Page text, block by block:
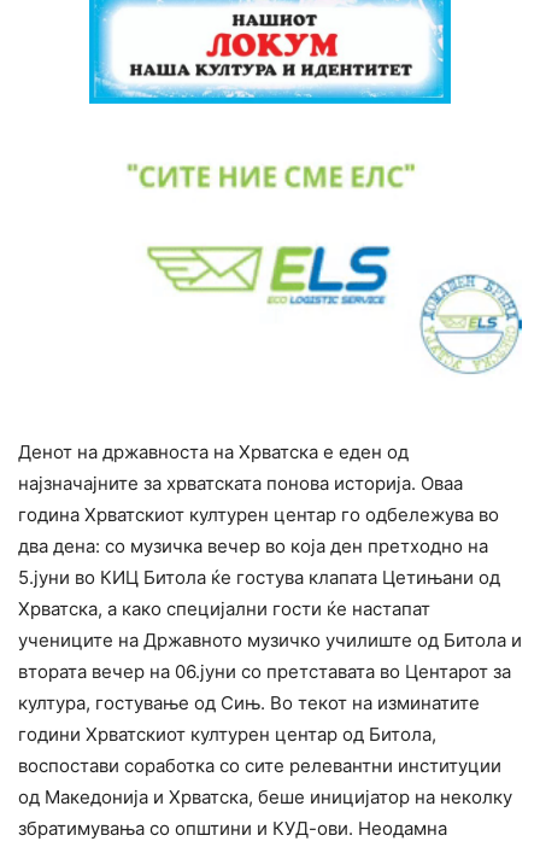
Денот на државноста на Хрватска е еден од
најзначајните за хрватската понова историја. Оваа
година Хрватскиот културен центар го одбележува во
два дена: со музичка вечер во која ден претходно на
5.јуни во КИЦ Битола ќе гостува клапата Цетињани од
Хрватска, а како специјални гости ќе настапат
учениците на Државното музичко училиште од Битола и
втората вечер на 06.јуни со претставата во Центарот за
култура, гостување од Сињ. Во текот на изминатите
години Хрватскиот културен центар од Битола,
воспостави соработка со сите релевантни институции
од Македонија и Хрватска, беше иницијатор на неколку
збратимувања со општини и КУД-ови. Неодамна